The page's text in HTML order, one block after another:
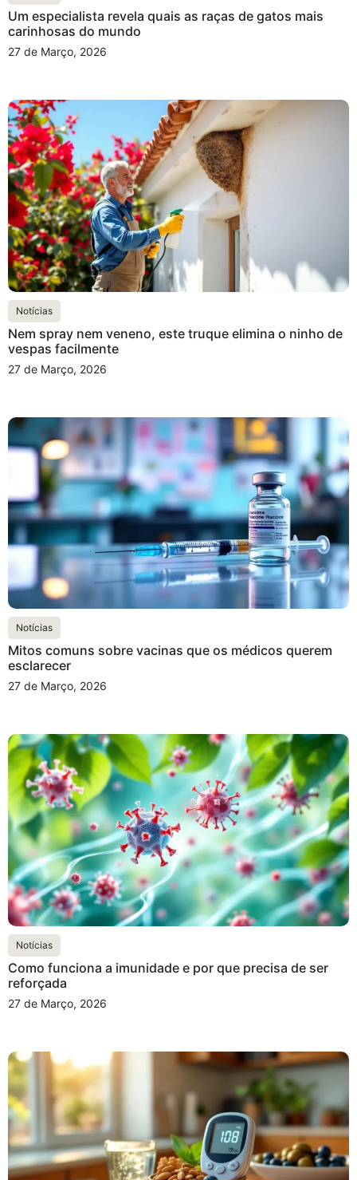
Um especialista revela quais as raças de gatos mais
carinhosas do mundo
27 de Março, 2026
Notícias
Nem spray nem veneno, este truque elimina o ninho de
vespas facilmente
27 de Março, 2026
Notícias
Mitos comuns sobre vacinas que os médicos querem
esclarecer
27 de Março, 2026
Notícias
Como funciona a imunidade e por que precisa de ser
reforçada
27 de Março, 2026